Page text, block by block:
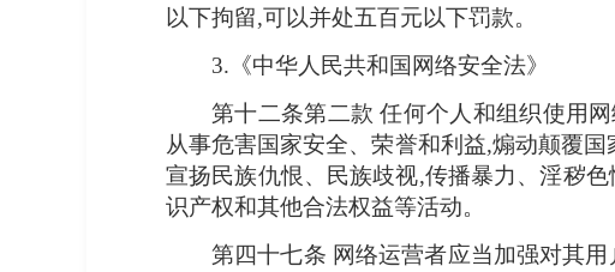
以下拘留,可以并处五百元以下罚款。
3.《中华人民共和国网络安全法》
第十二条第二款 任何个人和组织使用
从事危害国家安全、荣誉和利益,煽动颠覆
宣扬民族仇恨、民族歧视,传播暴力、淫秽
识产权和其他合法权益等活动。
第四十七条 网络运营者应当加强对其